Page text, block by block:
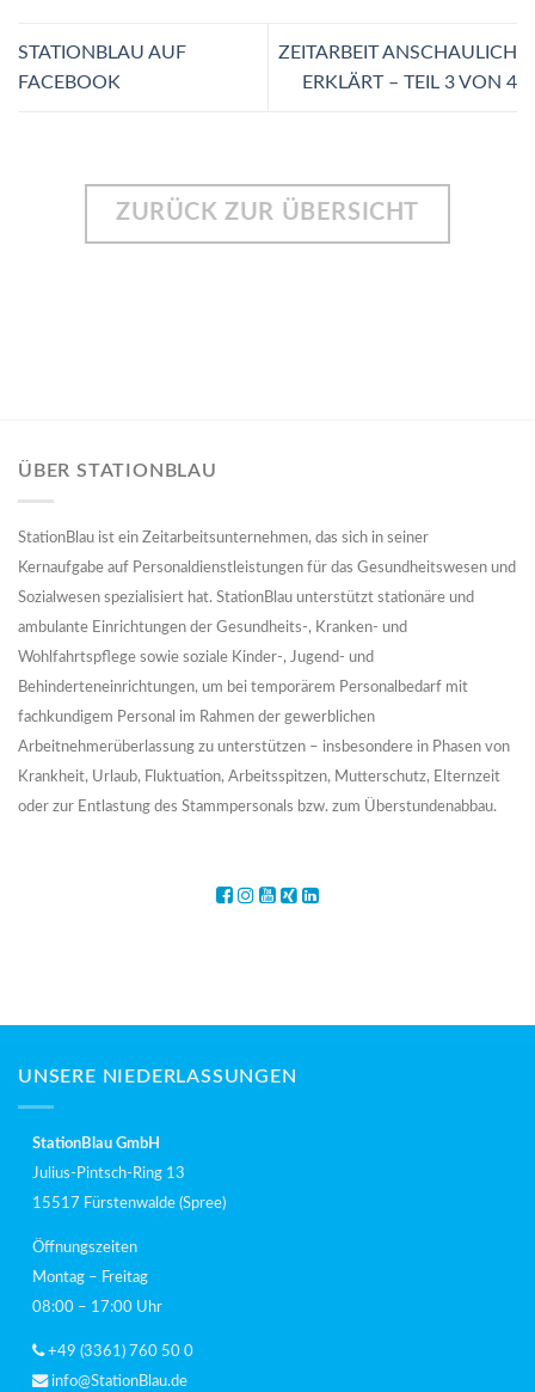
STATIONBLAU AUF
FACEBOOK
ZEITARBEIT ANSCHAULICH
ERKLÄRT – TEIL 3 VON 4
ZURÜCK ZUR ÜBERSICHT
ÜBER STATIONBLAU
StationBlau ist ein Zeitarbeitsunternehmen, das sich in seiner
Kernaufgabe auf Personaldienstleistungen für das Gesundheitswesen und
Sozialwesen spezialisiert hat. StationBlau unterstützt stationäre und
ambulante Einrichtungen der Gesundheits-, Kranken- und
Wohlfahrtspflege sowie soziale Kinder-, Jugend- und
Behinderteneinrichtungen, um bei temporärem Personalbedarf mit
fachkundigem Personal im Rahmen der gewerblichen
Arbeitnehmerüberlassung zu unterstützen – insbesondere in Phasen von
Krankheit, Urlaub, Fluktuation, Arbeitsspitzen, Mutterschutz, Elternzeit
oder zur Entlastung des Stammpersonals bzw. zum Überstundenabbau.
UNSERE NIEDERLASSUNGEN
StationBlau GmbH
Julius-Pintsch-Ring 13
15517 Fürstenwalde (Spree)
Öffnungszeiten
Montag – Freitag
08:00 – 17:00 Uhr
+49 (3361) 760 50 0
info@StationBlau.de